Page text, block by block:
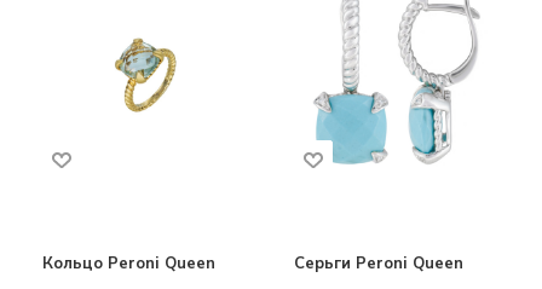
Кольцо Peroni Queen Серьги Peroni Queen